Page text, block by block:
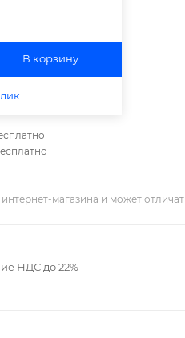
В корзину
магазина и может
НДС до 22%